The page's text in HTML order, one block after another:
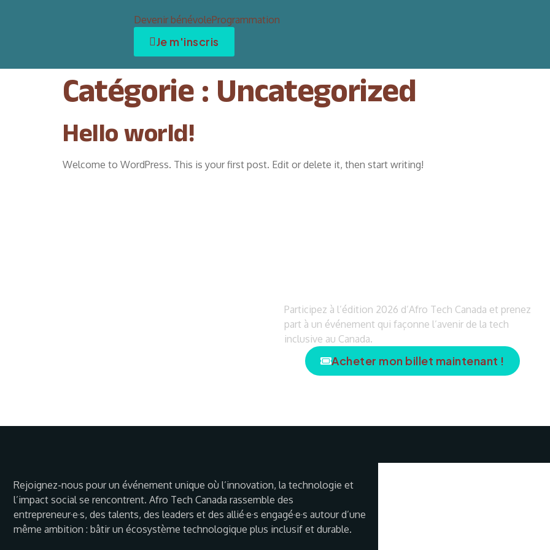
Devenir bénévoleProgrammation
Je m'inscris
Catégorie : Uncategorized
Hello world!
Welcome to WordPress. This is your first post. Edit or delete it, then start writing!
Participez à l’édition 2026 d’Afro Tech Canada et prenez
part à un événement qui façonne l’avenir de la tech
inclusive au Canada.
Acheter mon billet maintenant !
Rejoignez-nous pour un événement unique où l’innovation, la technologie et
l’impact social se rencontrent. Afro Tech Canada rassemble des
entrepreneur·e·s, des talents, des leaders et des allié·e·s engagé·e·s autour d’une
même ambition : bâtir un écosystème technologique plus inclusif et durable.